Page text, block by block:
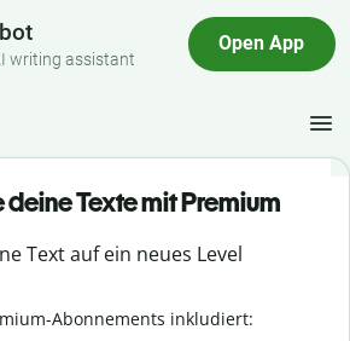
writing assistant
Open App
deine Texte mit Premium
Text auf ein neues Level
Abonnements inkludiert: